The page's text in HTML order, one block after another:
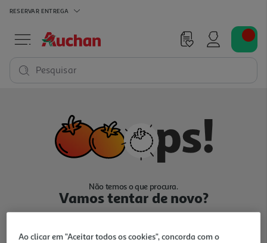
RESERVAR ENTREGA
Pesquisar
Não temos o que procura.
Vamos tentar de novo?
Ao clicar em "Aceitar todos os cookies", concorda com o